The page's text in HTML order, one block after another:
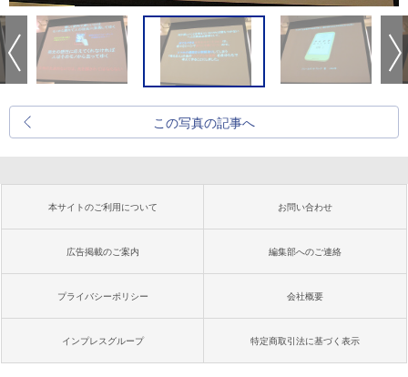
この写真の記事へ
本サイトのご利用について お問い合わせ
広告掲載のご案内 編集部へのご連絡
プライバシーポリシー 会社概要
インプレスグループ 特定商取引法に基づく表示